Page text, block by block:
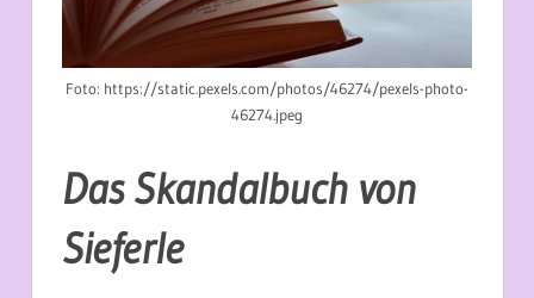
Foto: https://static.pexels.com/photos/46274/pexels-photo-
46274.jpeg
Das Skandalbuch von
Sieferle